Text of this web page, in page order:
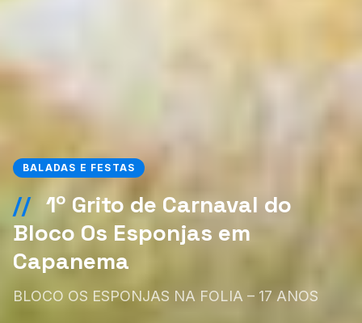
BALADAS E FESTAS
// 1º Grito de Carnaval do
Bloco Os Esponjas em
Capanema
BLOCO OS ESPONJAS NA FOLIA – 17 ANOS